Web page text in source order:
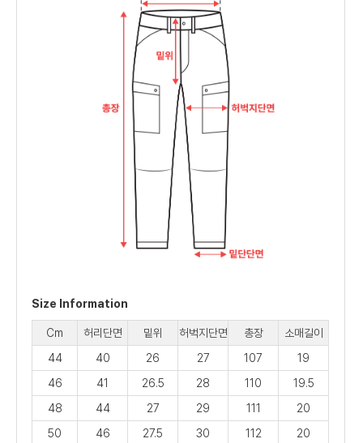
Size Information
Cm 허리단면 밑위 허벅지단면 총장
소매길이
44
40 26 27 107
19
46
41 26.5 28 110
19.5
48
44 27 29 111
20
50
46 27.5 30 112
20